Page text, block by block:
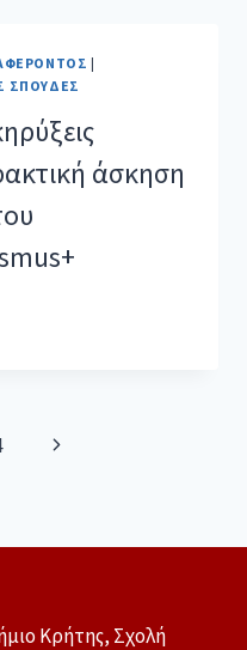
|
ΣΠΟΥΔΈΣ
άσκηση
Κρήτης, Σχολή